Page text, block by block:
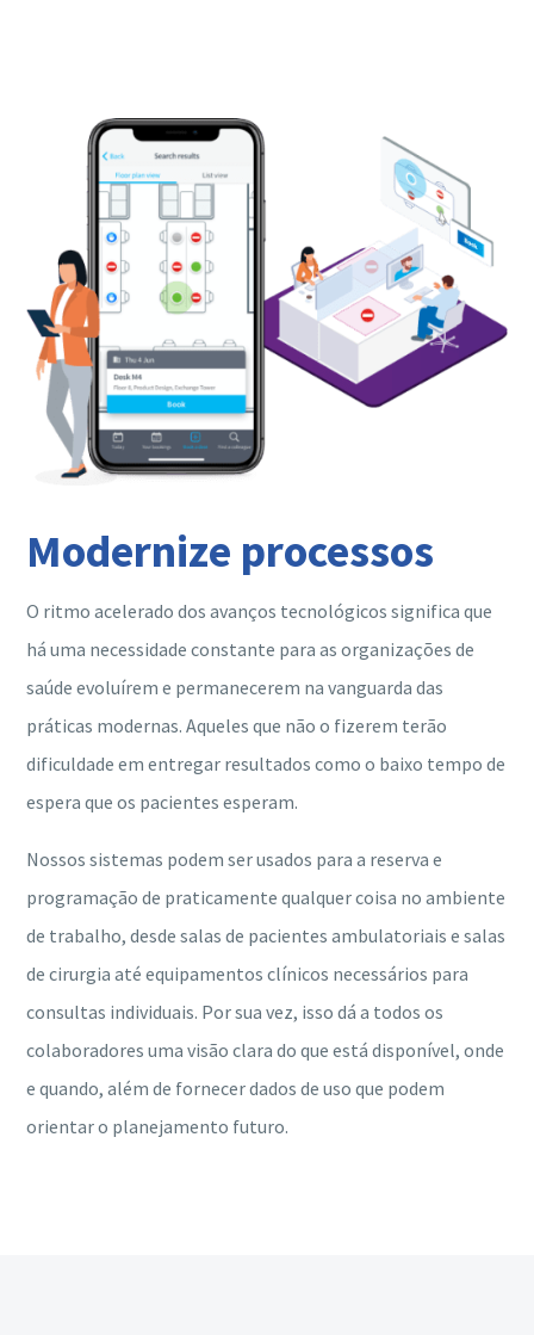
Modernize processos
O ritmo acelerado dos avanços tecnológicos significa que
há uma necessidade constante para as organizações de
saúde evoluírem e permanecerem na vanguarda das
práticas modernas. Aqueles que não o fizerem terão
dificuldade em entregar resultados como o baixo tempo de
espera que os pacientes esperam.
Nossos sistemas podem ser usados ​​para a reserva e
programação de praticamente qualquer coisa no ambiente
de trabalho, desde salas de pacientes ambulatoriais e salas
de cirurgia até equipamentos clínicos necessários para
consultas individuais. Por sua vez, isso dá a todos os
colaboradores uma visão clara do que está disponível, onde
e quando, além de fornecer dados de uso que podem
orientar o planejamento futuro.